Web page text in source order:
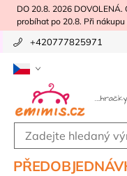
DO 20.8. 2026
probíhat po 20.8. Při
+420777825971